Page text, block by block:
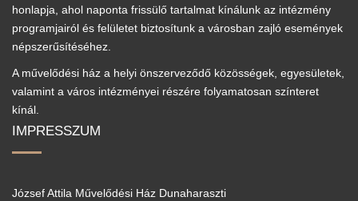
honlapja, ahol naponta frissülő tartalmat kínálunk az intézmény
programjairól és felületet biztosítunk a városban zajló események
népszerűsítéséhez.
A művelődési ház a helyi önszerveződő közösségek, egyesületek,
valamint a város intézményei részére folyamatosan színteret
kínál.
IMPRESSZUM
József Attila Művelődési Ház Dunaharaszti